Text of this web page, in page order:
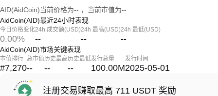
AID(AidCoin)当前价格为-- ，当前市值为--
AidCoin(AID)最近24小时表现
今日价格变化
0.00%
24h 成交额(USD)
--
24h 最高(USD)
--
24h 最低(USD)
--
AidCoin(AID)市场关键表现
市值排行
#7,270
总市值
--
历史最高
--
历史最低
--
发行总量
100.00M
发行时间
2025-05-01
注册交易赚取最高 711 USDT 奖励